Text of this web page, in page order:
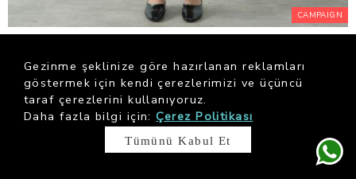
CAMPAIGN
$ 84.23
Gezinme şeklinize göre hazırlanan reklamları
göstermek için kendi çerezlerimizi ve üçüncü
taraf çerezlerini kullanıyoruz.
Daha fazla bilgi için: Çerez Politikası
Tümünü Kabul Et